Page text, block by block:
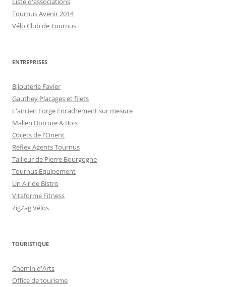
Tournus Avenir 2014
Vélo Club de Tournus
ENTREPRISES
Bijouterie Favier
Gauthey Placages et filets
L'ancien Forge Encadrement sur mesure
Mallen Dorrure & Bois
Objets de l'Orient
Reflex Agents Tournus
Tailleur de Pierre Bourgogne
Tournus Equipement
Un Air de Bistro
Vitaforme Fitness
ZigZag Vélos
TOURISTIQUE
Chemin d'Arts
Office de tourisme